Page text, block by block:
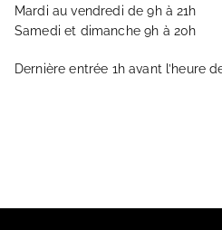
Mardi au vendredi de 9h à 21h
Samedi et dimanche 9h à 20h
Dernière entrée 1h avant l’heure